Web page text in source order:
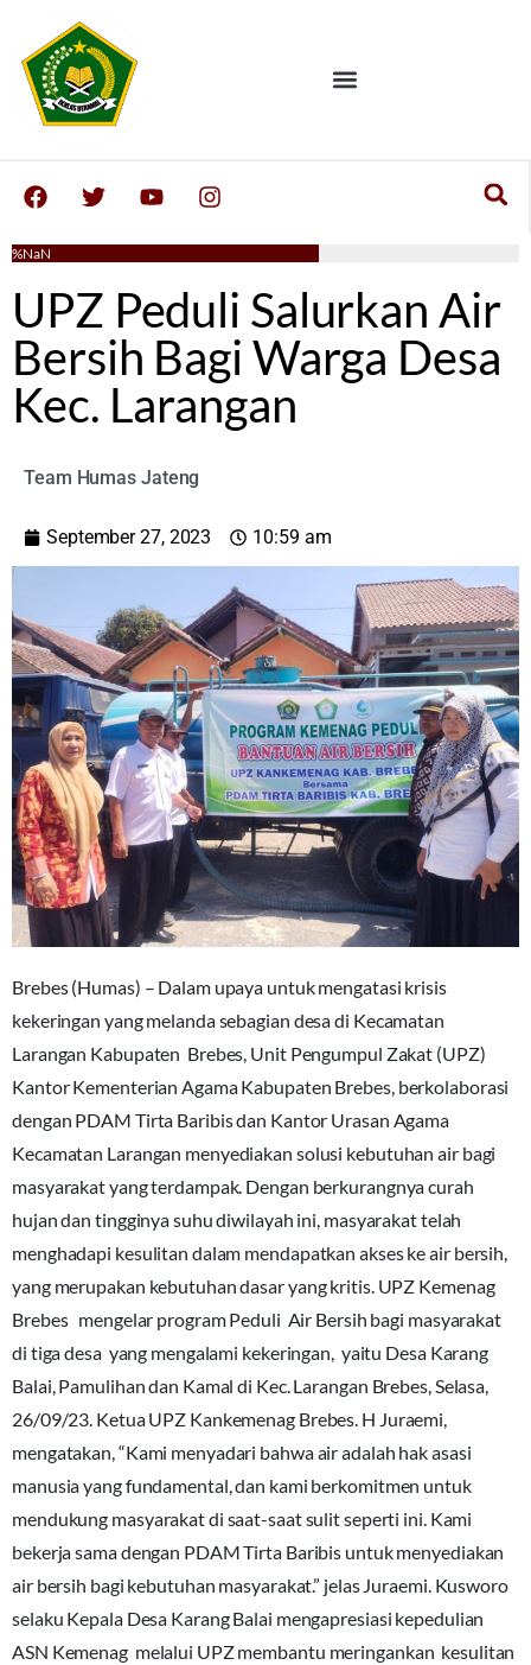
NaN%
UPZ Peduli Salurkan Air
Bersih Bagi Warga Desa
Kec. Larangan
Team Humas Jateng
September 27, 2023 10:59 am
Brebes (Humas) – Dalam upaya untuk mengatasi krisis
kekeringan yang melanda sebagian desa di Kecamatan
Larangan Kabupaten Brebes, Unit Pengumpul Zakat (UPZ)
Kantor Kementerian Agama Kabupaten Brebes, berkolaborasi
dengan PDAM Tirta Baribis dan Kantor Urasan Agama
Kecamatan Larangan menyediakan solusi kebutuhan air bagi
masyarakat yang terdampak. Dengan berkurangnya curah
hujan dan tingginya suhu diwilayah ini, masyarakat telah
menghadapi kesulitan dalam mendapatkan akses ke air bersih,
yang merupakan kebutuhan dasar yang kritis. UPZ Kemenag
Brebes mengelar program Peduli Air Bersih bagi masyarakat
di tiga desa yang mengalami kekeringan, yaitu Desa Karang
Balai, Pamulihan dan Kamal di Kec. Larangan Brebes, Selasa,
26/09/23. Ketua UPZ Kankemenag Brebes. H Juraemi,
mengatakan, “Kami menyadari bahwa air adalah hak asasi
manusia yang fundamental, dan kami berkomitmen untuk
mendukung masyarakat di saat-saat sulit seperti ini. Kami
bekerja sama dengan PDAM Tirta Baribis untuk menyediakan
air bersih bagi kebutuhan masyarakat.” jelas Juraemi. Kusworo
selaku Kepala Desa Karang Balai mengapresiasi kepedulian
ASN Kemenag melalui UPZ membantu meringankan kesulitan